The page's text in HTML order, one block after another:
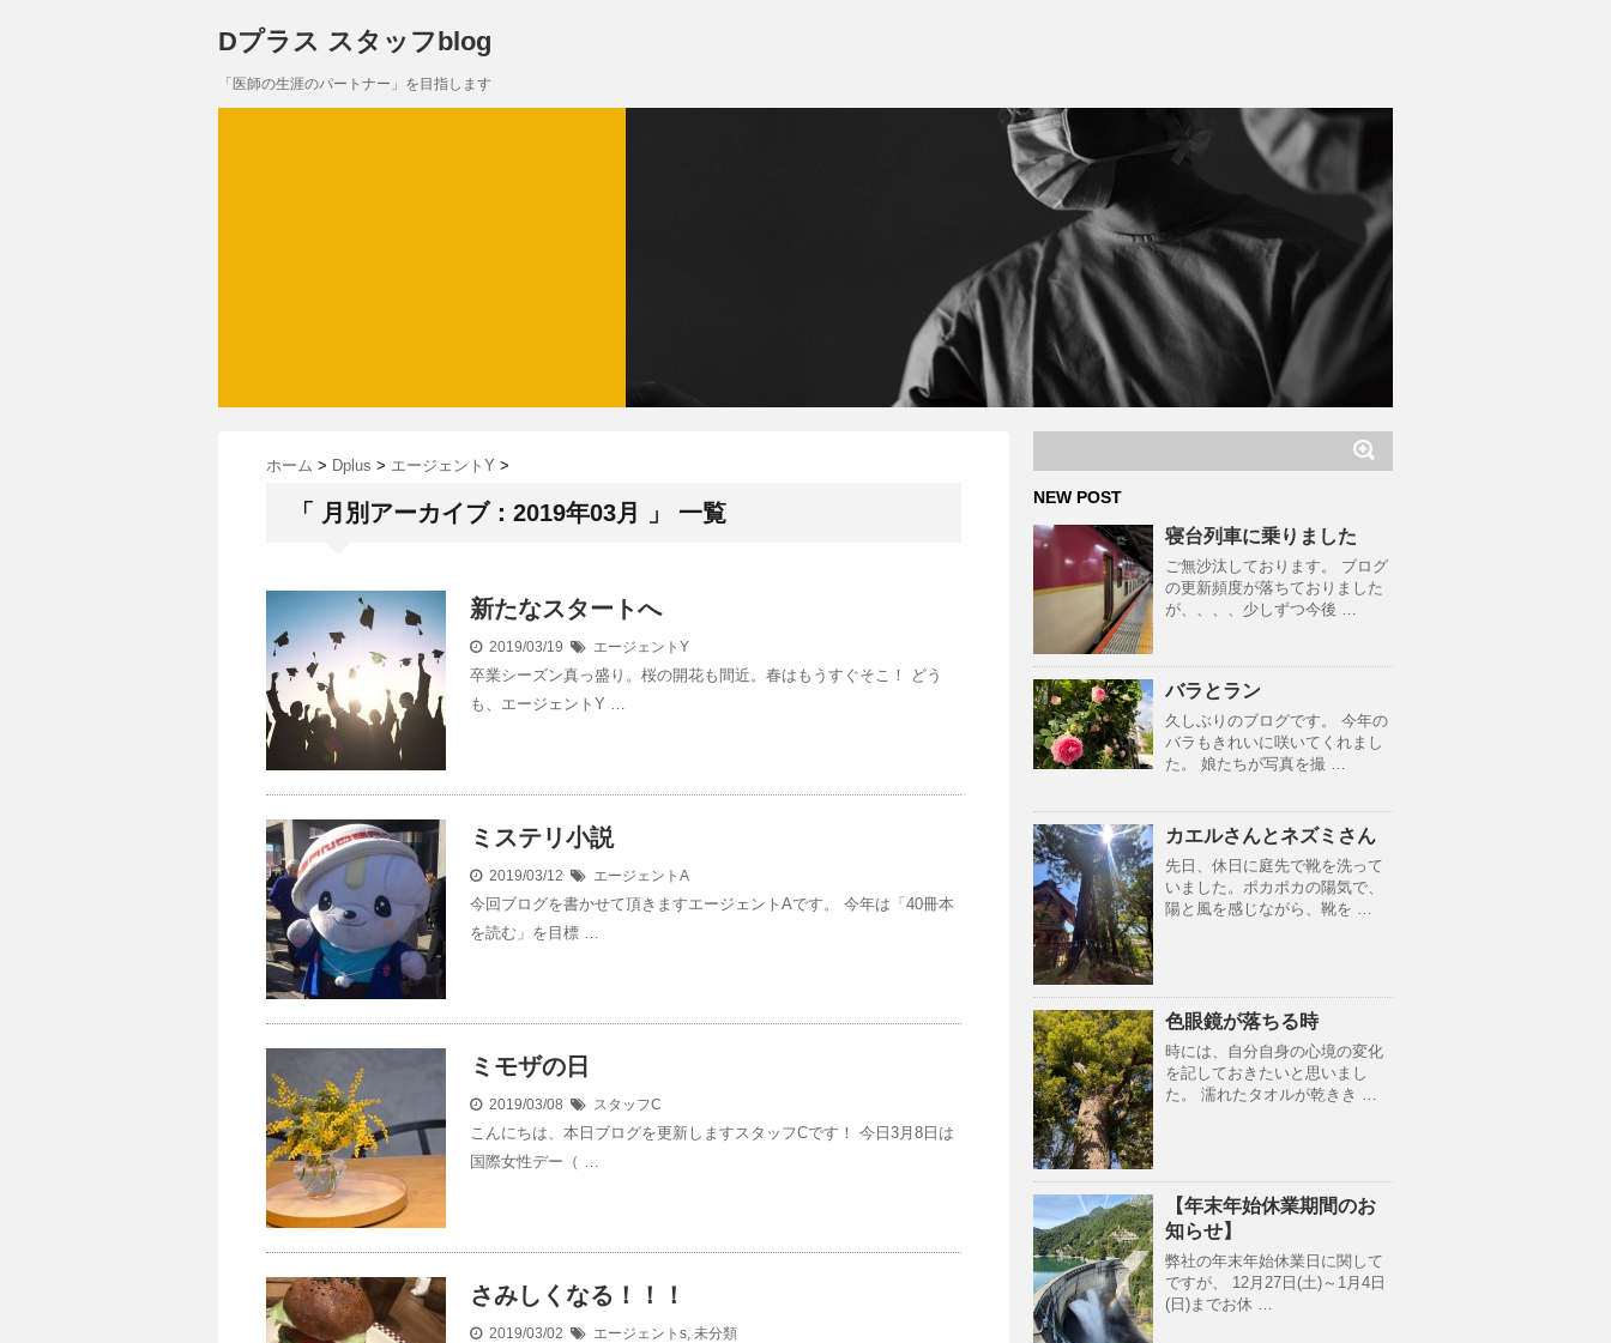
Dプラス スタッフblog
「医師の生涯のパートナー」を目指します
ホーム > Dplus > エージェントY >
「 月別アーカイブ：2019年03月 」 一覧
新たなスタートへ
2019/03/19 エージェントY
卒業シーズン真っ盛り。桜の開花も間近。春はもうすぐそこ！ どう
も、エージェントY …
ミステリ小説
2019/03/12 エージェントA
今回ブログを書かせて頂きますエージェントAです。 今年は「40冊本
を読む」を目標 …
ミモザの日
2019/03/08 スタッフC
こんにちは、本日ブログを更新しますスタッフCです！ 今日3月8日は
国際女性デー（ …
さみしくなる！！！
2019/03/02 エージェントs, 未分類
NEW POST
寝台列車に乗りました
ご無沙汰しております。 ブログ
の更新頻度が落ちておりました
が、、、、少しずつ今後 …
バラとラン
久しぶりのブログです。 今年の
バラもきれいに咲いてくれまし
た。 娘たちが写真を撮 …
カエルさんとネズミさん
先日、休日に庭先で靴を洗って
いました。ポカポカの陽気で、
陽と風を感じながら、靴を …
色眼鏡が落ちる時
時には、自分自身の心境の変化
を記しておきたいと思いまし
た。 濡れたタオルが乾きき …
【年末年始休業期間のお
知らせ】
弊社の年末年始休業日に関して
ですが、 12月27日(土)～1月4日
(日)までお休 …